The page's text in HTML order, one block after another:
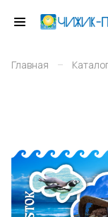
Главная –